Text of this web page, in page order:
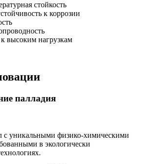
стойкость
к коррозии
к высоким нагрузкам
палладия
уникальными физико-химическими
в экологически